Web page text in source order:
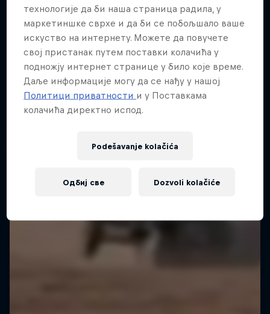
технологије да би наша страница радила, у
маркетиншке сврхе и да би се побољшало ваше
искуство на интернету. Можете да повучете
свој пристанак путем поставки колачића у
подножју интернет странице у било које време.
Даље информације могу да се нађу у нашој
Политици приватности и у Поставкама
колачића директно испод.
Podešavanje kolačića
Одбиј све Dozvoli kolačiće